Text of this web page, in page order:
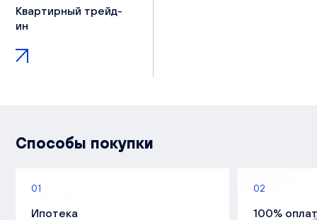
Квартирный трейд-
ин
Способы покупки
01
Ипотека
02
100%